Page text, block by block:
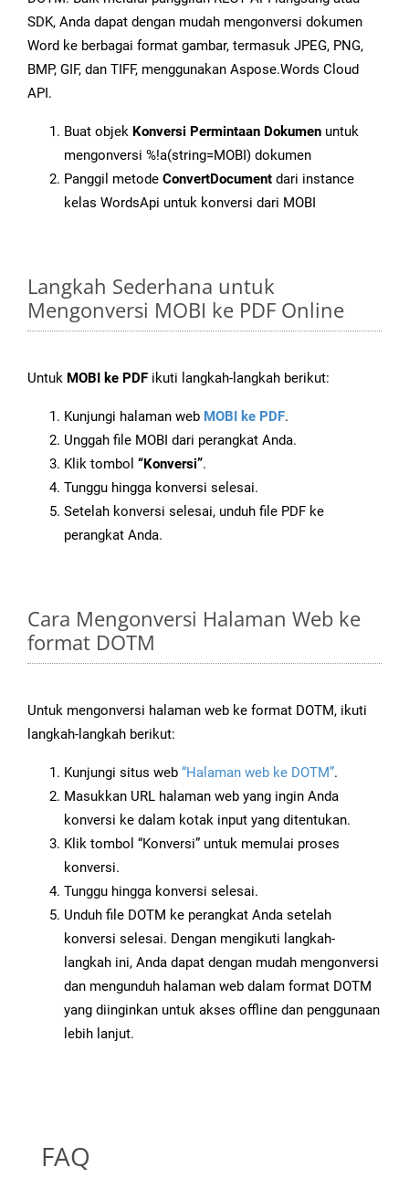
SDK, Anda dapat dengan mudah mengonversi dokumen
Word ke berbagai format gambar, termasuk JPEG, PNG,
BMP, GIF, dan TIFF, menggunakan Aspose.Words Cloud
API.
Buat objek Konversi Permintaan Dokumen untuk
mengonversi %!a(string=MOBI) dokumen
Panggil metode ConvertDocument dari instance
kelas WordsApi untuk konversi dari MOBI
Langkah Sederhana untuk
Mengonversi MOBI ke PDF Online
Untuk MOBI ke PDF ikuti langkah-langkah berikut:
Kunjungi halaman web MOBI ke PDF.
Unggah file MOBI dari perangkat Anda.
Klik tombol “Konversi”.
Tunggu hingga konversi selesai.
Setelah konversi selesai, unduh file PDF ke
perangkat Anda.
Cara Mengonversi Halaman Web ke
format DOTM
Untuk mengonversi halaman web ke format DOTM, ikuti
langkah-langkah berikut:
Kunjungi situs web “Halaman web ke DOTM”.
Masukkan URL halaman web yang ingin Anda
konversi ke dalam kotak input yang ditentukan.
Klik tombol “Konversi” untuk memulai proses
konversi.
Tunggu hingga konversi selesai.
Unduh file DOTM ke perangkat Anda setelah
konversi selesai. Dengan mengikuti langkah-
langkah ini, Anda dapat dengan mudah mengonversi
dan mengunduh halaman web dalam format DOTM
yang diinginkan untuk akses offline dan penggunaan
lebih lanjut.
FAQ